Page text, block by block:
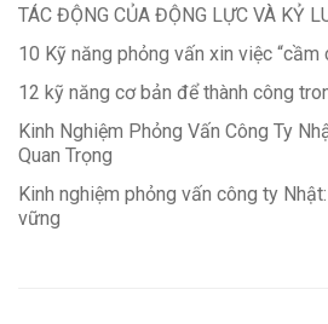
TÁC ĐỘNG CỦA ĐỘNG LỰC VÀ KỶ
10 Kỹ năng phỏng vấn xin việc “cầm
12 kỹ năng cơ bản để thành công
Kinh Nghiệm Phỏng Vấn Công Ty
Quan Trọng
Kinh nghiệm phỏng vấn công ty
vững